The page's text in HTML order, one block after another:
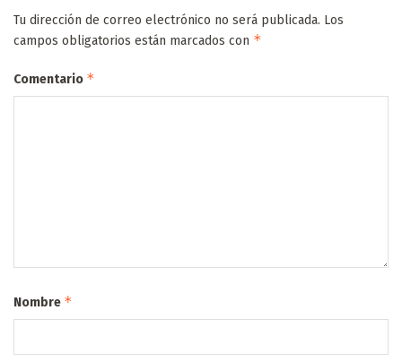
Tu dirección de correo electrónico no será publicada. Los
campos obligatorios están marcados con *
Comentario *
Nombre *